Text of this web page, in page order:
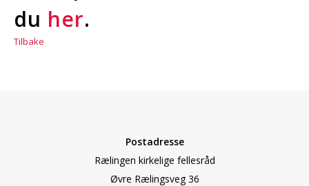
du her.
Tilbake
Postadresse
Rælingen kirkelige fellesråd
Øvre Rælingsveg 36